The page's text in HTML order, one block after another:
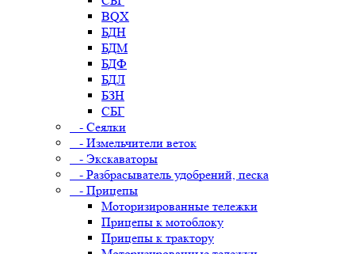
BQX
БДН
БДМ
БДФ
БДЛ
БЗН
СБГ
- Сеялки
- Измельчители веток
- Экскаваторы
- Разбрасыватель удобрений, песка
- Прицепы
Моторизированные тележки
Прицепы к мотоблоку
Прицепы к трактору